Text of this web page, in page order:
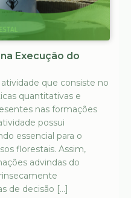
Execução do
que consiste no
quantitativas e
nas formações
possui
essencial para o
florestais. Assim,
advindas do
de decisão […]